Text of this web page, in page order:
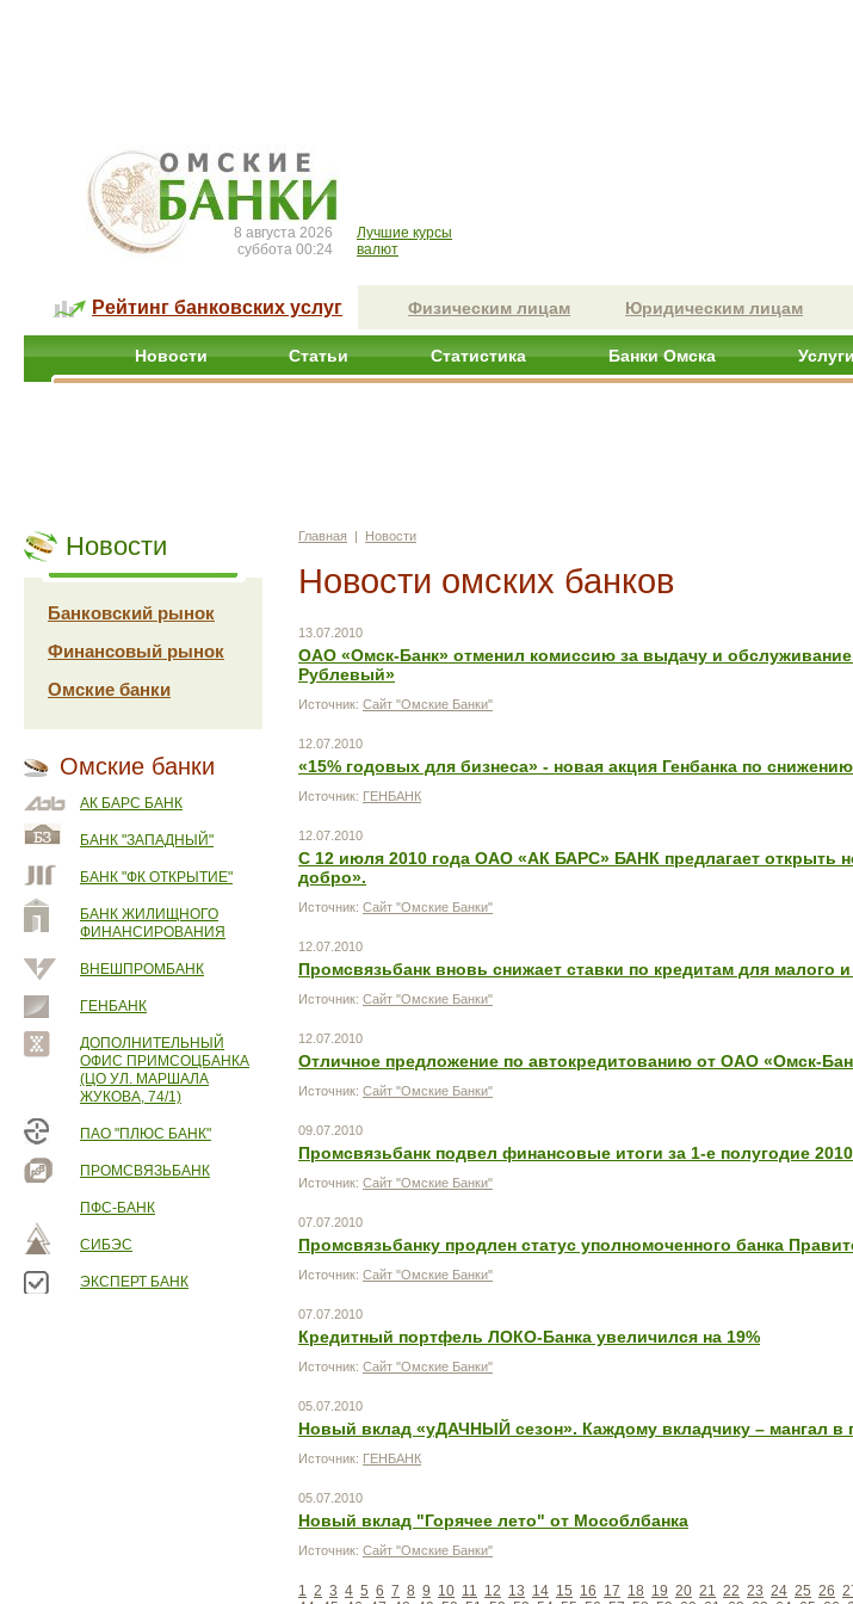
8 августа 2026
суббота 00:24
Лучшие курсы
валют
Рейтинг банковских услуг Физическим лицам Юридическим лицам
Новости Статьи Статистика Банки Омска
Новости
Банковский рынок
Финансовый рынок
Омские банки
Омские банки
АК БАРС БАНК
БАНК "ЗАПАДНЫЙ"
БАНК "ФК ОТКРЫТИЕ"
БАНК ЖИЛИЩНОГО
ФИНАНСИРОВАНИЯ
ВНЕШПРОМБАНК
ГЕНБАНК
ДОПОЛНИТЕЛЬНЫЙ
ОФИС ПРИМСОЦБАНКА
(ЦО УЛ. МАРШАЛА
ЖУКОВА, 74/1)
ПАО "ПЛЮС БАНК"
ПРОМСВЯЗЬБАНК
ПФС-БАНК
СИБЭС
ЭКСПЕРТ БАНК
Главная | Новости
Новости омских банков
13.07.2010
ОАО «Омск-Банк» отменил комиссию за выдачу и
Рублевый»
Источник: Сайт "Омские Банки"
12.07.2010
«15% годовых для бизнеса» - новая акция Генбанка по
Источник: ГЕНБАНК
12.07.2010
С 12 июля 2010 года ОАО «АК БАРС» БАНК предлагает открыть
добро».
Источник: Сайт "Омские Банки"
12.07.2010
Промсвязьбанк вновь снижает ставки по кредитам для малого
Источник: Сайт "Омские Банки"
12.07.2010
Отличное предложение по автокредитованию от ОАО «Омск-
Источник: Сайт "Омские Банки"
09.07.2010
Промсвязьбанк подвел финансовые итоги за 1-е полугодие
Источник: Сайт "Омские Банки"
07.07.2010
Промсвязьбанку продлен статус уполномоченного банка
Источник: Сайт "Омские Банки"
07.07.2010
Кредитный портфель ЛОКО-Банка увеличился на 19%
Источник: Сайт "Омские Банки"
05.07.2010
Новый вклад «уДАЧНЫЙ сезон». Каждому вкладчику – мангал в
Источник: ГЕНБАНК
05.07.2010
Новый вклад "Горячее лето" от Мособлбанка
Источник: Сайт "Омские Банки"
1 2 3 4 5 6 7 8 9 10 11 12 13 14 15 16 17 18 19 20 21 22 23 24 25 26